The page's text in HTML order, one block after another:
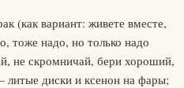
(как вариант: живете вместе,
тоже надо, но только надо
не скромничай, бери хороший,
диски и ксенон на фары;